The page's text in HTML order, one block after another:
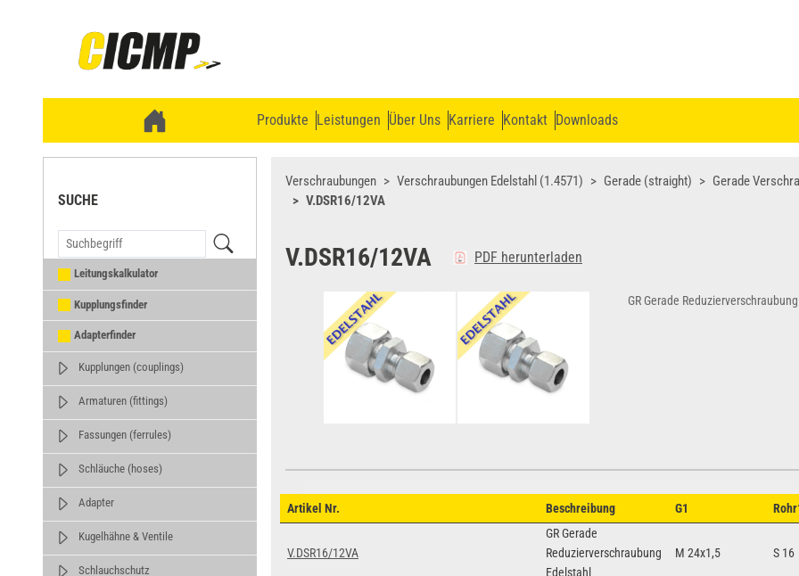
Produkte Leistungen Über Uns Karriere Kontakt Downloads
SUCHE
Leitungskalkulator
Kupplungsfinder
Adapterfinder
Kupplungen (couplings)
Armaturen (fittings)
Fassungen (ferrules)
Schläuche (hoses)
Adapter
Kugelhähne & Ventile
Schlauchschutz
Verschraubungen Verschraubungen Edelstahl (1.4571) Gerade (straight)
Gerade
V.DSR16/12VA
V.DSR16/12VA PDF herunterladen
GR Gerade
Artikel Nr. Beschreibung G1
V.DSR16/12VA
GR Gerade
Reduzierverschraubung
Edelstahl
M 24x1,5 S 16